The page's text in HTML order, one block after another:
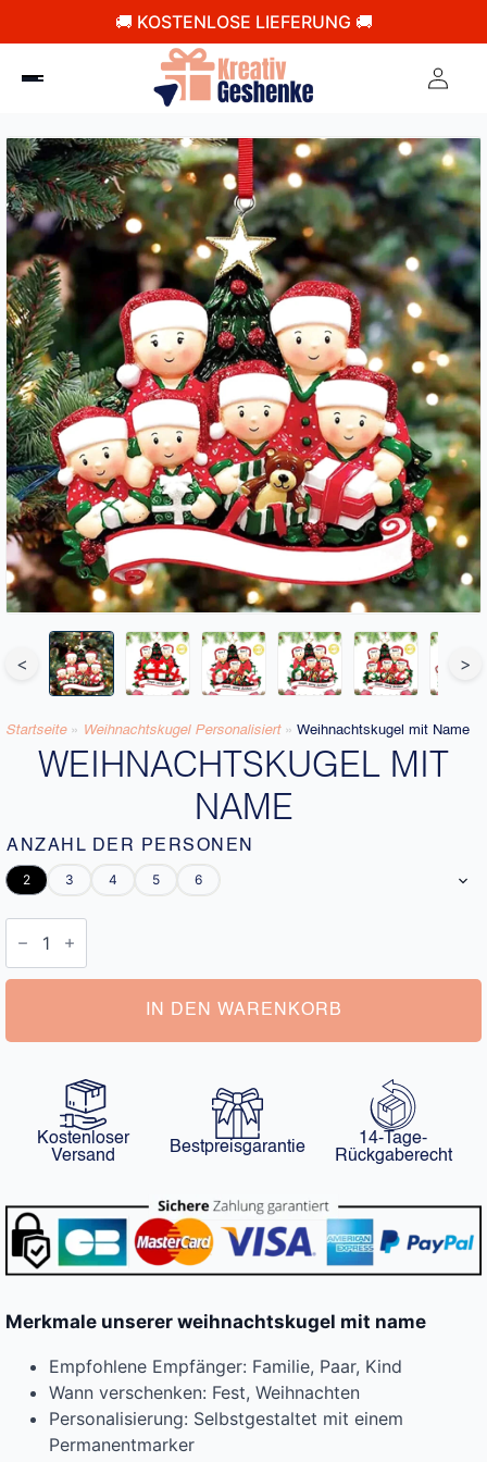
🚚 KOSTENLOSE LIEFERUNG 🚚
< >
Startseite » Weihnachtskugel Personalisiert » Weihnachtskugel mit Name
WEIHNACHTSKUGEL MIT
NAME
ANZAHL DER PERSONEN
2 3 4 5 6
Weihnachtskugel
mit
Menge
IN DEN WARENKORB
Kostenloser
Versand
Bestpreisgarantie
14-Tage-
Rückgaberecht
Merkmale unserer weihnachtskugel mit name
Empfohlene Empfänger: Familie, Paar, Kind
Wann verschenken: Fest, Weihnachten
Personalisierung: Selbstgestaltet mit einem
Permanentmarker